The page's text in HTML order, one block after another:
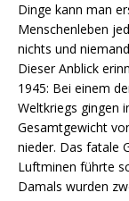
Dinge kann man
Menschenleben
nichts und
Dieser Anblick
1945: Bei einem
Weltkriegs gingen
Gesamtgewicht
nieder. Das fatale
Luftminen führte
Damals wurden